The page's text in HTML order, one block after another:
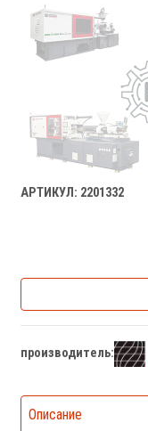
АРТИКУЛ: 2201332
производитель:
Описание